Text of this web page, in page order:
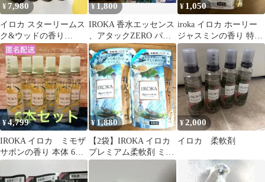
¥7,980
イロカ スターリームス
ク&ウッドの香り
IROKA 柔軟剤 ８本セ
ット
¥1,800
IROKA 香水エッセンス
、アタックZERO パー
フェクトスティック計
６点
¥ 1,050
iroka イロカ ホーリー
ジャスミンの香り 特大
サイズ 650ml つめかえ
¥4,799
IROKA イロカ ミモザ
サボンの香り 本体 6本
セット まとめ売り
柔軟剤
¥ 1,880
【2袋】IROKA イロカ
プレミアム柔軟剤 ミュ
ゲインザエアの香り
¥2,000
イロカ 柔軟剤